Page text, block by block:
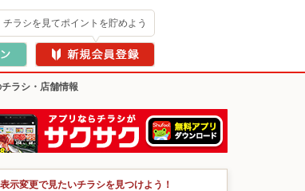
チラシを見てポイントを貯めよう
チラシ・店舗情報
表示変更で見たいチラシを見つけよう！